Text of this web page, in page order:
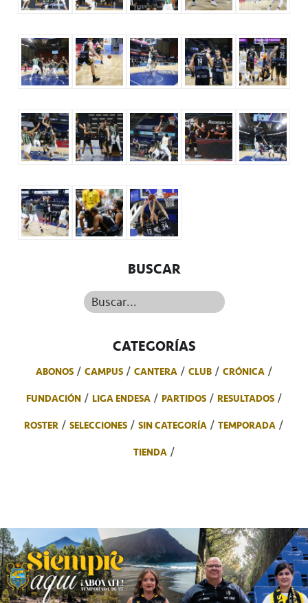
BUSCAR
Buscar...
CATEGORÍAS
ABONOS CAMPUS CANTERA CLUB
CRÓNICA
FUNDACIÓN
LIGA ENDESA PARTIDOS
RESULTADOS
ROSTER
SELECCIONES SIN CATEGORÍA
TEMPORADA
TIENDA